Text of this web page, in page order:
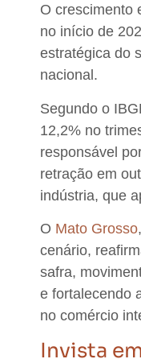
O crescimento
no início de
estratégica do
nacional.
Segundo o
12,2% no
responsável
retração em
indústria, que
O Mato Grosso
cenário,
safra,
e fortalecendo
no comércio
Invista